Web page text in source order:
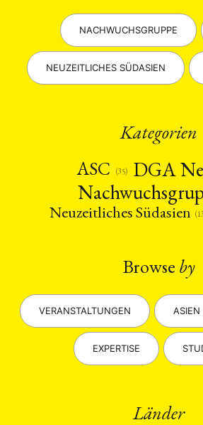
NACHWUCHSGRUPPE
NEUZEITLICHES SÜDASIEN
Kategorien
ASC
(35) DGA
Neuzeitliches Südasien
Browse by
VERANSTALTUNGEN ASIEN
EXPERTISE
Länder